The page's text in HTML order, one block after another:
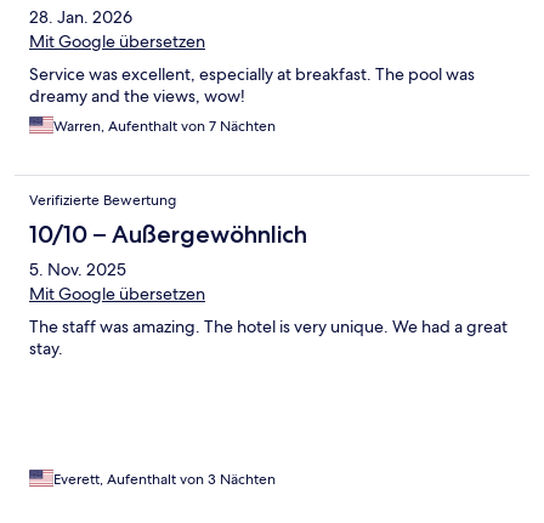
28. Jan. 2026
Mit Google übersetzen
Service was excellent, especially at breakfast. The pool was
dreamy and the views, wow!
Warren, Aufenthalt von 7 Nächten
Verifizierte Bewertung
10/10 – Außergewöhnlich
5. Nov. 2025
Mit Google übersetzen
The staff was amazing. The hotel is very unique. We had a great
stay.
Everett, Aufenthalt von 3 Nächten